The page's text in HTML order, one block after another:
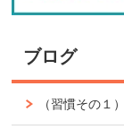
ブログ
（習慣その１